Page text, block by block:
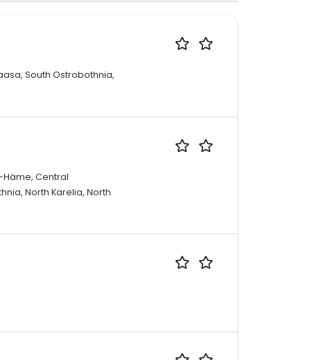
South Ostrobothnia,
Häme, Central
North Karelia, North